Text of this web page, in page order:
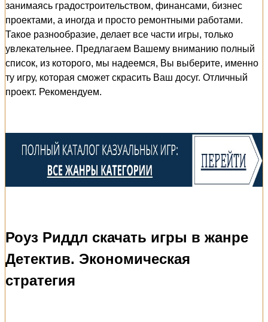
занимаясь градостроительством, финансами, бизнес
проектами, а иногда и просто ремонтными работами.
Такое разнообразие, делает все части игры, только
увлекательнее. Предлагаем Вашему вниманию полный
список, из которого, мы надеемся, Вы выберите, именно
ту игру, которая сможет скрасить Ваш досуг. Отличный
проект. Рекомендуем.
Роуз Риддл скачать игры в жанре
Детектив. Экономическая
стратегия